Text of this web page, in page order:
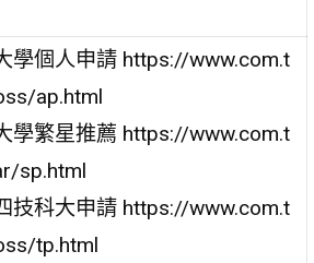
學個人申請 https://www.com.t
ap.html
學繁星推薦 https://www.com.t
sp.html
技科大申請 https://www.com.t
tp.html